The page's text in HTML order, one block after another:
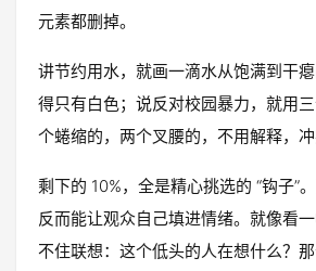
元素都删掉。
讲节约用水，就画一滴水从饱满到干
得只有白色；说反对校园暴力，就用
个蜷缩的，两个叉腰的，不用解释，冲
剩下的 10%，全是精心挑选的 “钩子”
反而能让观众自己填进情绪。就像看
不住联想：这个低头的人在想什么？那